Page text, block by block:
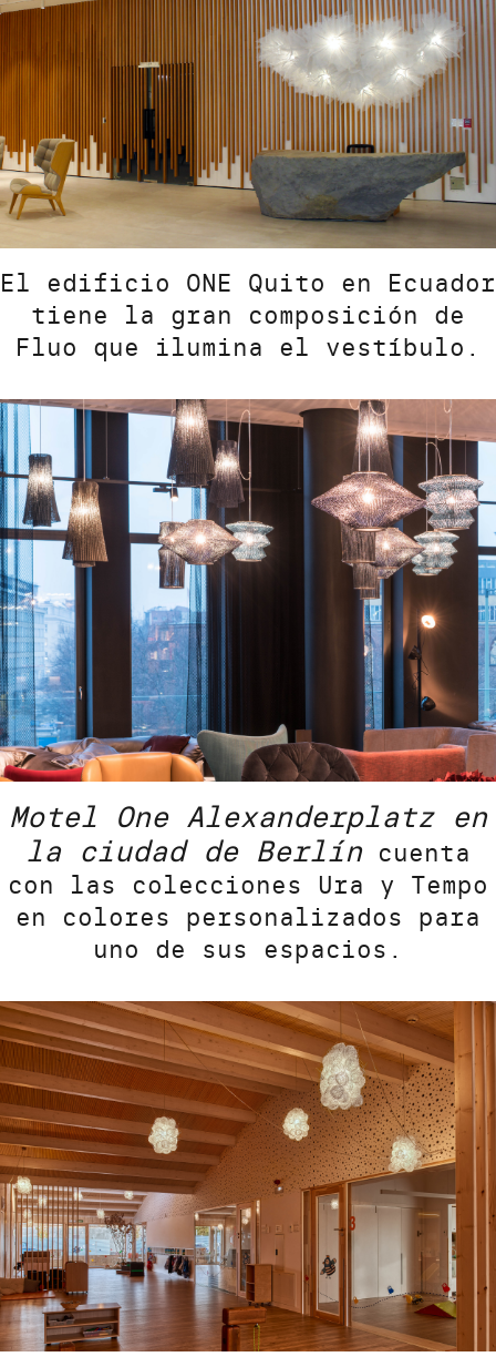
El edificio ONE Quito en Ecuador
tiene la gran composición de
Fluo que ilumina el vestíbulo.
Motel One Alexanderplatz en
la ciudad de Berlíncuenta
con las colecciones Ura y Tempo
en colores personalizados para
uno de sus espacios.